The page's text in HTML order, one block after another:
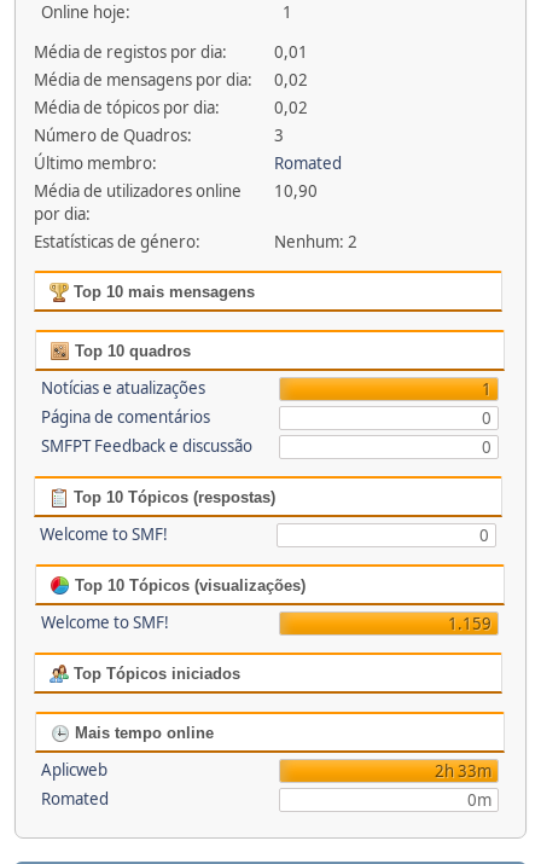
Online hoje:
1
Média de registos por dia:
0,01
Média de mensagens por dia:
0,02
Média de tópicos por dia:
0,02
Número de Quadros:
3
Último membro:
Romated
Média de utilizadores online
por dia:
10,90
Estatísticas de género: Nenhum: 2
Top 10 mais mensagens
Top 10 quadros
Notícias e atualizações
1
Página de comentários
0
SMFPT Feedback e discussão
0
Top 10 Tópicos (respostas)
Welcome to SMF! 0
Top 10 Tópicos (visualizações)
Welcome to SMF! 1.159
Top Tópicos iniciados
Mais tempo online
Aplicweb
2h 33m
Romated
0m